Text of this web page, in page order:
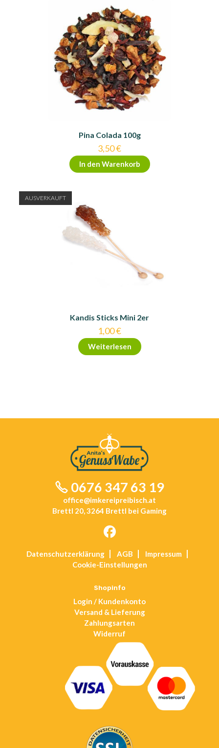
Pina Colada 100g
3,50€
In den Warenkorb
AUSVERKAUFT
Kandis Sticks Mini 2er
1,00€
Weiterlesen
0676 347 63 19
office@imkereipreibisch.at
Brettl 20, 3264 Brettl bei Gaming
a
tab
Datenschutz­erklärung AGB
Impressum
Cookie-Einstellungen
Shopinfo
Login / Kundenkonto
Versand & Lieferung
Zahlungsarten
Widerruf